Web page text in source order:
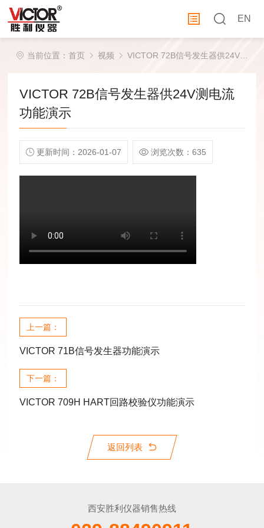
EN
当前位置：首页 视频 VICTOR 72B信号发生器供24V测电流功能演示
VICTOR 72B信号发生器供24V测电流
功能演示
更新时间：2026-01-07 浏览次数：635
上一篇：
VICTOR 71B信号发生器功能演示
下一篇：
VICTOR 709H HART回路校验仪功能演示
返回列表
西安胜利仪器销售热线